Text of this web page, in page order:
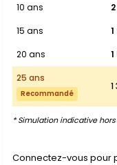
10 ans
15 ans
20 ans
25 ans
Recommandé
* Simulation indicative
Connectez-vous pour